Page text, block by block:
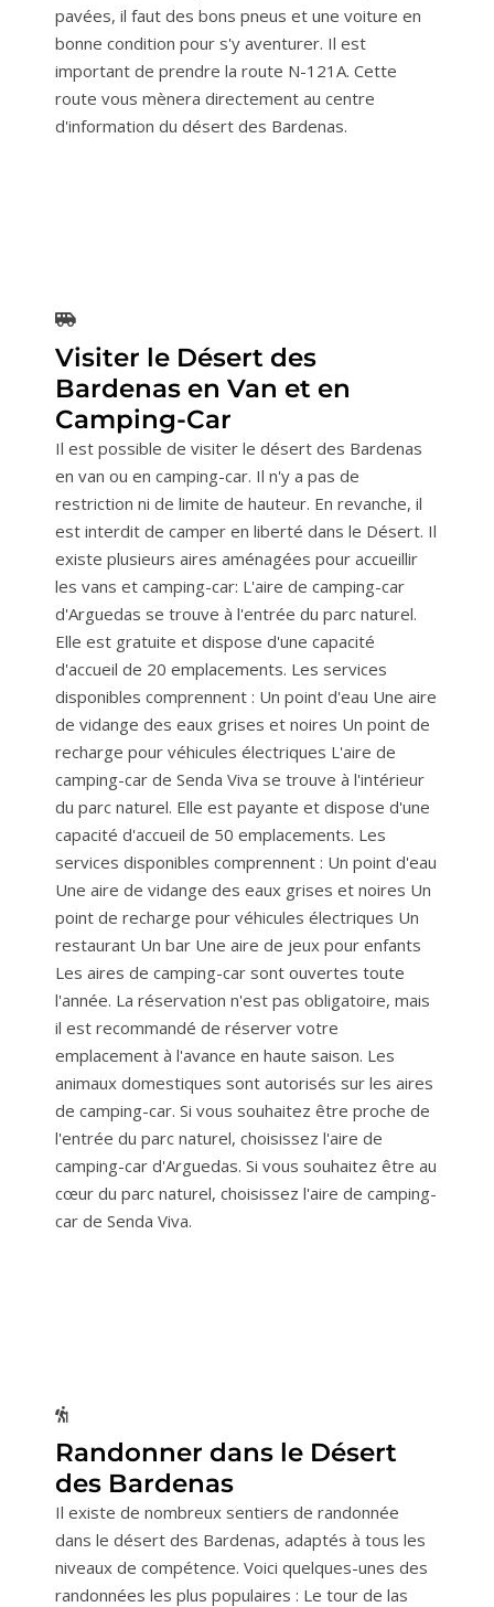
pavées, il faut des bons pneus et une voiture en
bonne condition pour s'y aventurer. Il est
important de prendre la route N-121A. Cette
route vous mènera directement au centre
d'information du désert des Bardenas.
Visiter le Désert des
Bardenas en Van et en
Camping-Car
Il est possible de visiter le désert des Bardenas
en van ou en camping-car. Il n'y a pas de
restriction ni de limite de hauteur. En revanche, il
est interdit de camper en liberté dans le Désert. Il
existe plusieurs aires aménagées pour accueillir
les vans et camping-car: L'aire de camping-car
d'Arguedas se trouve à l'entrée du parc naturel.
Elle est gratuite et dispose d'une capacité
d'accueil de 20 emplacements. Les services
disponibles comprennent : Un point d'eau Une aire
de vidange des eaux grises et noires Un point de
recharge pour véhicules électriques L'aire de
camping-car de Senda Viva se trouve à l'intérieur
du parc naturel. Elle est payante et dispose d'une
capacité d'accueil de 50 emplacements. Les
services disponibles comprennent : Un point d'eau
Une aire de vidange des eaux grises et noires Un
point de recharge pour véhicules électriques Un
restaurant Un bar Une aire de jeux pour enfants
Les aires de camping-car sont ouvertes toute
l'année. La réservation n'est pas obligatoire, mais
il est recommandé de réserver votre
emplacement à l'avance en haute saison. Les
animaux domestiques sont autorisés sur les aires
de camping-car. Si vous souhaitez être proche de
l'entrée du parc naturel, choisissez l'aire de
camping-car d'Arguedas. Si vous souhaitez être au
cœur du parc naturel, choisissez l'aire de camping-
car de Senda Viva.
Randonner dans le Désert
des Bardenas
Il existe de nombreux sentiers de randonnée
dans le désert des Bardenas, adaptés à tous les
niveaux de compétence. Voici quelques-unes des
randonnées les plus populaires : Le tour de las